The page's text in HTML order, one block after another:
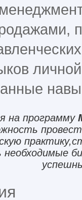
на программу
необходимые